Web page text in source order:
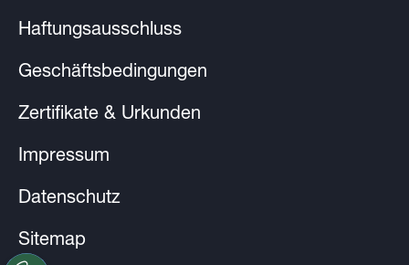
Haftungsausschluss
Geschäftsbedingungen
Zertifikate & Urkunden
Impressum
Datenschutz
Sitemap